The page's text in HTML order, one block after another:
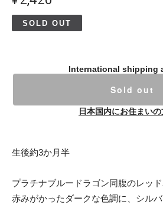
SOLD OUT
International shipping
Sold out
日本国内にお住まい
生後約3か月半
プラチナブルードラゴン同腹のレッド
赤みがかったダークな色調に、シル